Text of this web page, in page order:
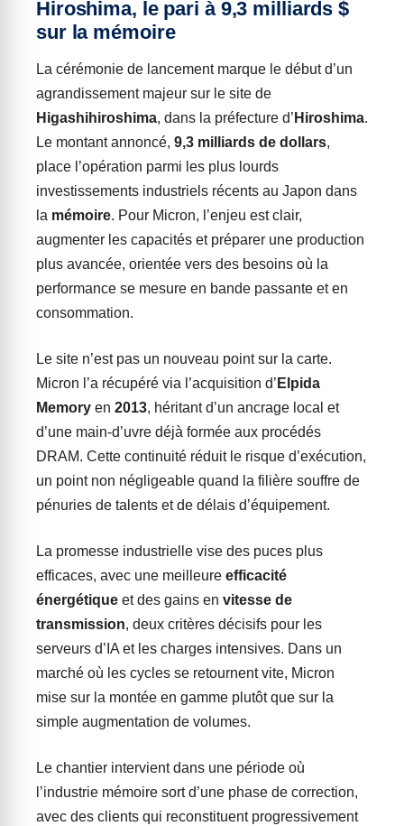
Hiroshima, le pari à 9,3 milliards $
sur la mémoire
La cérémonie de lancement marque le début d’un
agrandissement majeur sur le site de
Higashihiroshima, dans la préfecture d’ Hiroshima.
Le montant annoncé, 9,3 milliards de dollars,
place l’opération parmi les plus lourds
investissements industriels récents au Japon dans
la mémoire. Pour Micron, l’enjeu est clair,
augmenter les capacités et préparer une production
plus avancée, orientée vers des besoins où la
performance se mesure en bande passante et en
consommation.
Le site n’est pas un nouveau point sur la carte.
Micron l’a récupéré via l’acquisition d’ Elpida
Memory en 2013, héritant d’un ancrage local et
d’une main-d’uvre déjà formée aux procédés
DRAM. Cette continuité réduit le risque d’exécution,
un point non négligeable quand la filière souffre de
pénuries de talents et de délais d’équipement.
La promesse industrielle vise des puces plus
efficaces, avec une meilleure efficacité
énergétique et des gains en vitesse de
transmission, deux critères décisifs pour les
serveurs d’IA et les charges intensives. Dans un
marché où les cycles se retournent vite, Micron
mise sur la montée en gamme plutôt que sur la
simple augmentation de volumes.
Le chantier intervient dans une période où
l’industrie mémoire sort d’une phase de correction,
avec des clients qui reconstituent progressivement